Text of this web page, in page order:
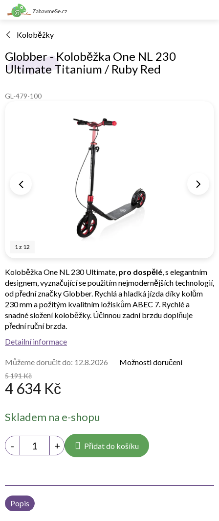
Přejít
na
Koloběžky
Globber - Koloběžka One NL 230
Ultimate Titanium / Ruby Red
GL-479-100
1z 12
5 191 Kč
4 634 Kč
cena:
Skladem na e-shopu
Můžeme doručit do: 12.8.2026 Možnosti doručení
Přidat do košíku
Koloběžka One NL 230 Ultimate, pro dospělé, s elegantním
designem, vyznačující se použitím nejmodernějších technologií,
od přední značky Globber. Rychlá a hladká jízda díky kolům
230 mm a požitým kvalitním ložiskům ABEC 7. Rychlé a
snadné složení koloběžky. Účinnou zadní brzdu doplňuje
přední ruční brzda.
Detailní informace
Popis